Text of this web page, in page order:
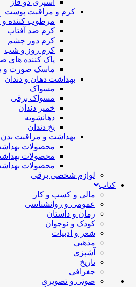
اسپری دو فاز
کرم و مراقبت پوست
مرطوب کننده
کرم ضد آفتاب
کرم دور چشم
کرم روز و شب
پاک کننده های
ماسک صورت و
بهداشت دهان و دندان
مسواک
مسواک برقی
خمیر دندان
دهانشویه
نخ دندان
بهداشت و مراقبت بدن
محصولات
محصولات
محصولات
لوازم شخصی برقی
کتاب
مالی و کسب و کار
عمومی و روانشناسی
رمان و داستان
کودک و نوجوان
شعر و ادبیات
مذهبی
آشپزی
تاریخ
جغرافی
صوتی و تصویری